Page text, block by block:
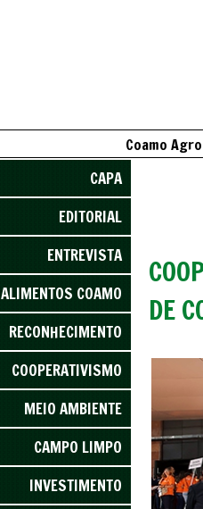
Coamo
CAPA
EDITORIAL
ENTREVISTA
ALIMENTOS COAMO
RECONHECIMENTO
COOPERATIVISMO
MEIO AMBIENTE
CAMPO LIMPO
INVESTIMENTO
DE